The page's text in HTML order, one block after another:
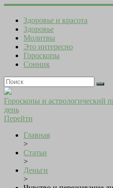
Здоровье и красота
Здоровье
Молитвы
Это интересно
Гороскопы
Сонник
Гороскопы и астрологический
день
Перейти
Главная
>
Статьи
>
Деньги
>